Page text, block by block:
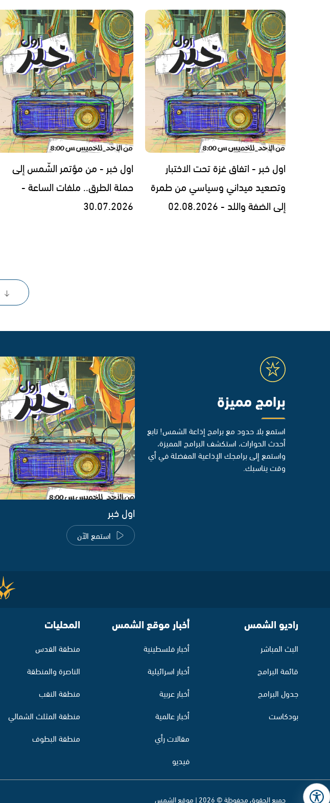
اول خبر - اتفاق غزة تحت الاختبار
وتصعيد ميداني وسياسي من طمرة
إلى الضفة واللد - 02.08.2026
اول خبر - من مؤتمر الشّمس إلى
حملة الطرق.. ملفات الساعة -
30.07.2026
برامج مميزة
استمع بلا حدود مع برامج إذاعة الشمس! تابع
أحدث الحوارات، استكشف البرامج المميزة،
واستمع إلى برامجك الإذاعية المفضلة في أي
وقت يناسبك.
اول خبر
استمع الآن
راديو الشمس
البث المباشر
قائمة البرامج
جدول البرامج
بودكاست
أخبار موقع الشمس
أخبار فلسطينية
أخبار اسرائيلية
أخبار عربية
أخبار عالمية
مقالات رأي
فيديو
المحليات
منطقة القدس
الناصرة والمنطقة
منطقة النقب
منطقة المثلث الشمالي
منطقة البطوف
جميع الحقوق محفوظة © 2026 | موقع الشمس